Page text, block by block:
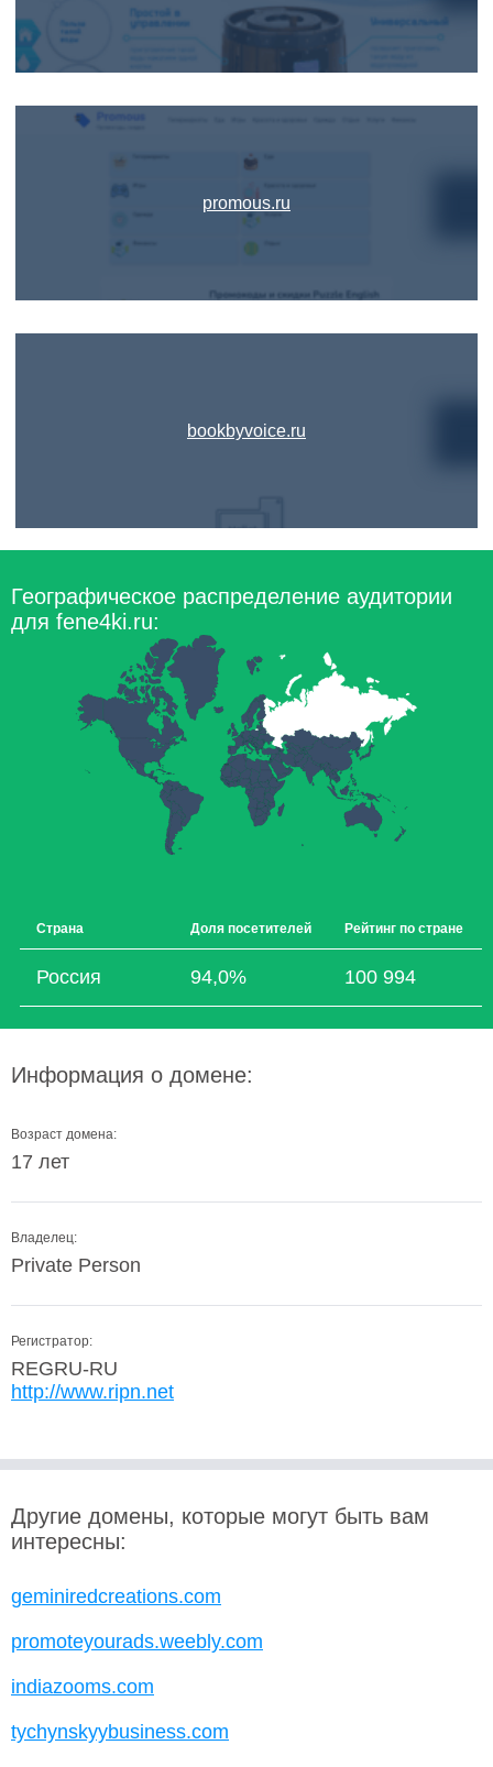
promous.ru
bookbyvoice.ru
Географическое распределение аудитории
для fene4ki.ru:
Страна Доля посетителей Рейтинг по стране
Россия 94,0% 100 994
Информация о домене:
Возраст домена:
17 лет
Владелец:
Private Person
Регистратор:
REGRU-RU
http://www.ripn.net
Другие домены, которые могут быть вам
интересны:
geminiredcreations.com
promoteyourads.weebly.com
indiazooms.com
tychynskyybusiness.com